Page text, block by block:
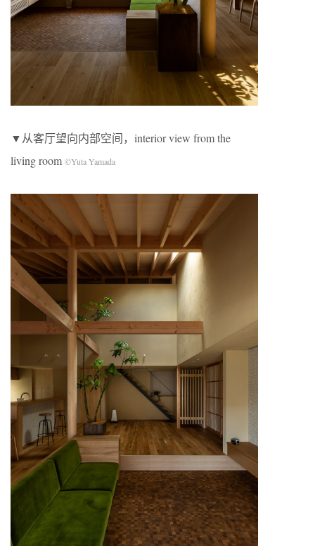
▼从客厅望向内部空间，interior view from the
living room ©Yuta Yamada